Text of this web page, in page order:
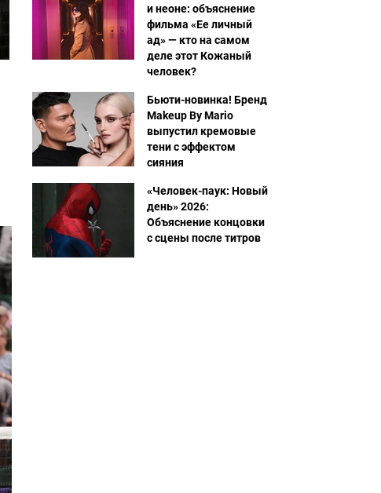
и неоне: объяснение
фильма «Ее личный
ад» — кто на самом
деле этот Кожаный
человек?
Бьюти-новинка! Бренд
Makeup By Mario
выпустил кремовые
тени с эффектом
сияния
«Человек-паук: Новый
день» 2026:
Объяснение концовки
с сцены после титров